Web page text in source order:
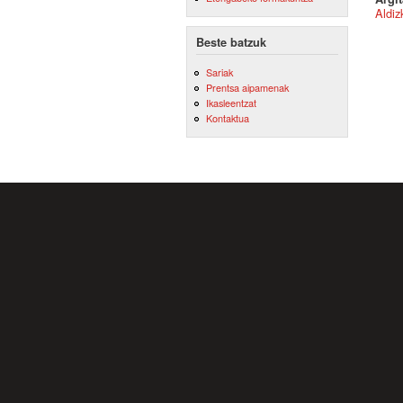
Beste batzuk
Sariak
Prentsa aipamenak
Ikasleentzat
Kontaktua